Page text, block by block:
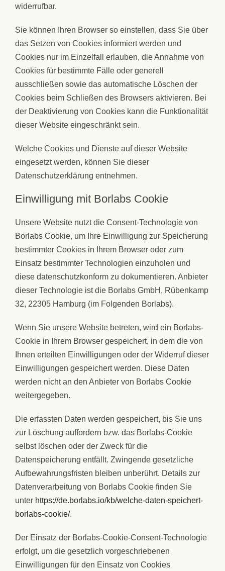
widerrufbar.
Sie können Ihren Browser so einstellen, dass Sie über
das Setzen von Cookies informiert werden und
Cookies nur im Einzelfall erlauben, die Annahme von
Cookies für bestimmte Fälle oder generell
ausschließen sowie das automatische Löschen der
Cookies beim Schließen des Browsers aktivieren. Bei
der Deaktivierung von Cookies kann die Funktionalität
dieser Website eingeschränkt sein.
Welche Cookies und Dienste auf dieser Website
eingesetzt werden, können Sie dieser
Datenschutzerklärung entnehmen.
Einwilligung mit Borlabs Cookie
Unsere Website nutzt die Consent-Technologie von
Borlabs Cookie, um Ihre Einwilligung zur Speicherung
bestimmter Cookies in Ihrem Browser oder zum
Einsatz bestimmter Technologien einzuholen und
diese datenschutzkonform zu dokumentieren. Anbieter
dieser Technologie ist die Borlabs GmbH, Rübenkamp
32, 22305 Hamburg (im Folgenden Borlabs).
Wenn Sie unsere Website betreten, wird ein Borlabs-
Cookie in Ihrem Browser gespeichert, in dem die von
Ihnen erteilten Einwilligungen oder der Widerruf dieser
Einwilligungen gespeichert werden. Diese Daten
werden nicht an den Anbieter von Borlabs Cookie
weitergegeben.
Die erfassten Daten werden gespeichert, bis Sie uns
zur Löschung auffordern bzw. das Borlabs-Cookie
selbst löschen oder der Zweck für die
Datenspeicherung entfällt. Zwingende gesetzliche
Aufbewahrungsfristen bleiben unberührt. Details zur
Datenverarbeitung von Borlabs Cookie finden Sie
unter https://de.borlabs.io/kb/welche-daten-speichert-
borlabs-cookie/.
Der Einsatz der Borlabs-Cookie-Consent-Technologie
erfolgt, um die gesetzlich vorgeschriebenen
Einwilligungen für den Einsatz von Cookies